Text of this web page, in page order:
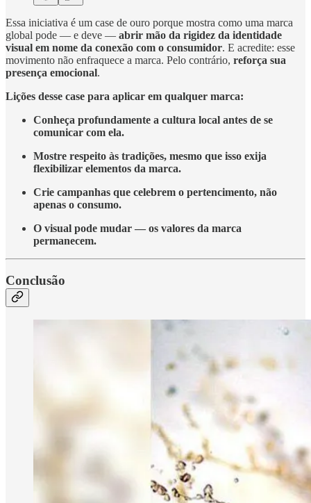
Essa iniciativa é um case de ouro porque mostra como uma marca
global pode — e deve — abrir mão da rigidez da identidade
visual em nome da conexão com o consumidor. E acredite: esse
movimento não enfraquece a marca. Pelo contrário, reforça sua
presença emocional.
Lições desse case para aplicar em qualquer marca:
Conheça profundamente a cultura local antes de se
comunicar com ela.
Mostre respeito às tradições, mesmo que isso exija
flexibilizar elementos da marca.
Crie campanhas que celebrem o pertencimento, não
apenas o consumo.
O visual pode mudar — os valores da marca
permanecem.
Conclusão